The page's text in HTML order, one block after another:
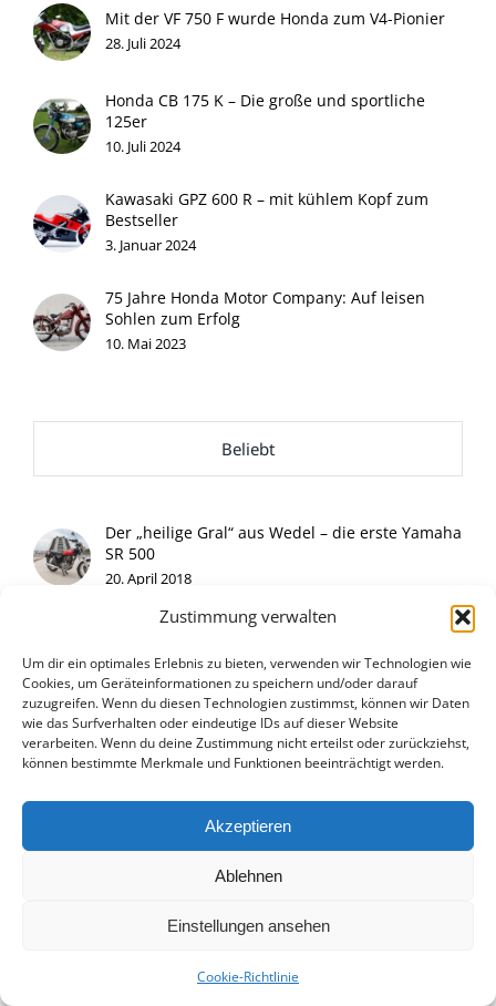
Zustimmung verwalten
Um dir ein optimales Erlebnis zu bieten, verwenden wir Technologien wie
Cookies, um Geräteinformationen zu speichern und/oder darauf
zuzugreifen. Wenn du diesen Technologien zustimmst, können wir Daten
wie das Surfverhalten oder eindeutige IDs auf dieser Website
verarbeiten. Wenn du deine Zustimmung nicht erteilst oder zurückziehst,
können bestimmte Merkmale und Funktionen beeinträchtigt werden.
Akzeptieren
Ablehnen
Einstellungen ansehen
Cookie-Richtlinie
Mit der VF 750 F wurde Honda zum V4-Pionier
28. Juli 2024
Honda CB 175 K – Die große und sportliche
125er
10. Juli 2024
Kawasaki GPZ 600 R – mit kühlem Kopf zum
Bestseller
3. Januar 2024
75 Jahre Honda Motor Company: Auf leisen
Sohlen zum Erfolg
10. Mai 2023
Beliebt
Der „heilige Gral“ aus Wedel – die erste Yamaha
SR 500
20. April 2018
Yamaha DT 50 M (Typ 2M4) – Jugend-Enduro
17. Januar 2018
Kawasaki Z 440 Umbau – Phönix aus der Asche
30. Oktober 2016
Yamaha RT 360 – keine Enduro für Weicheier
den Wettbewerb